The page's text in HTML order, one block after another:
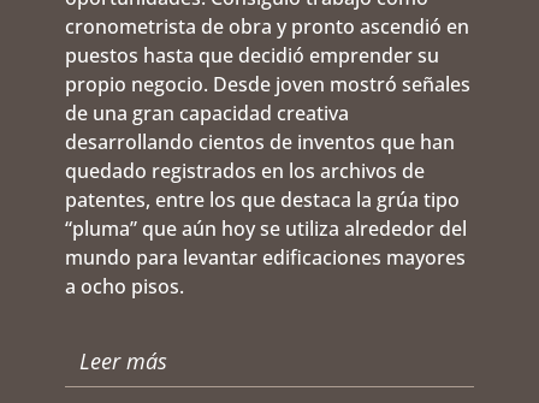
cronometrista de obra y pronto ascendió en
puestos hasta que decidió emprender su
propio negocio. Desde joven mostró señales
de una gran capacidad creativa
desarrollando cientos de inventos que han
quedado registrados en los archivos de
patentes, entre los que destaca la grúa tipo
“pluma” que aún hoy se utiliza alrededor del
mundo para levantar edificaciones mayores
a ocho pisos.
Leer más